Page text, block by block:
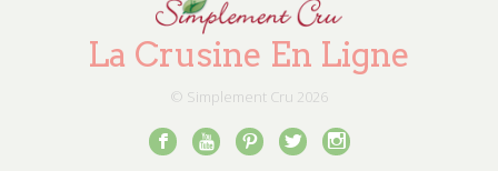
La Crusine En Ligne
© Simplement Cru 2026